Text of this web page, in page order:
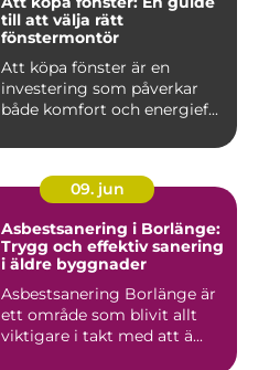
till att välja rätt
fönstermontör
Att köpa fönster är en
investering som påverkar
både komfort och energief...
09. jun
Asbestsanering i Borlänge:
Trygg och effektiv sanering
i äldre byggnader
Asbestsanering Borlänge är
ett område som blivit allt
viktigare i takt med att ä...